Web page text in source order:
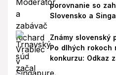
porovnanie so
Slovensko a
Známy slovenský
Po dlhých rokoch
konkurzu: Odkaz